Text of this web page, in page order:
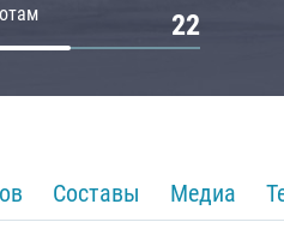
22
Составы Медиа